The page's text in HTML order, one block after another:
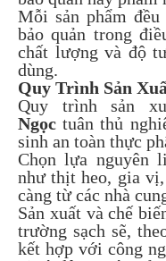
Mỗi sản phẩm
bảo quản trong
chất lượng và độ
dùng.
Quy Trình Sản
Quy trình sản
Ngọc tuân thủ
sinh an toàn thực
Chọn lựa nguyên
như thịt heo, gia
càng từ các nhà
Sản xuất và chế
trường sạch sẽ,
kết hợp với công